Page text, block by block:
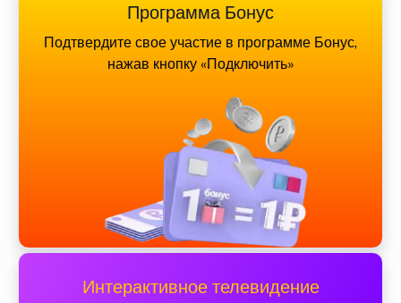
Программа Бонус
Подтвердите свое участие в программе Бонус,
нажав кнопку «Подключить»
Интерактивное телевидение